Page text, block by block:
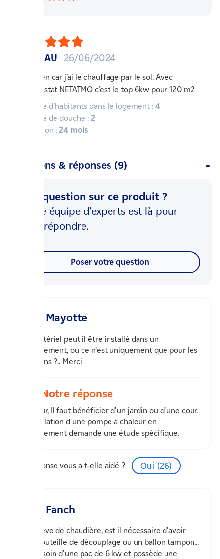
MOREAU 26/06/2024
Très bien car j’ai le chauffage par le sol. Avec
thermostat NETATMO c’est le top 6kw pour 120 m2
Nombre d'habitants dans le logement : 4
Nombre de douche : 2
Utilisation : 24 mois
Questions & réponses (9)
Une question sur ce produit ?
Notre équipe d'experts est là pour
vous répondre.
Poser votre question
Mayotte
Ce matériel peut il être installé dans un
appartement, ou ce n'est uniquement que pour les
pavillons ?.. Merci
Notre réponse
Bonjour, Il faut bénéficier d'un jardin ou d'une cour.
L'installation d'une pompe à chaleur en
appartement demande une étude spécifique.
Cette réponse vous a-t-elle aidé ? Oui (26)
Fanch
En relève de chaudière, est il nécessaire d'avoir
une bouteille de découplage ou un ballon tampon...
J'ai besoin d'une pac de 6 kw et possède une